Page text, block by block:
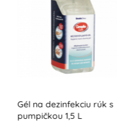
Gél na dezinfekciu rúk s
pumpičkou 1,5 L